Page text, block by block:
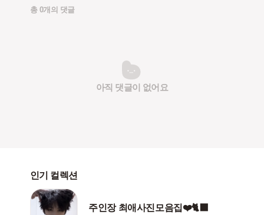
총 0개의 댓글
아직 댓글이 없어요
인기 컬렉션
주인장 최애사진모음집❤️🐈‍⬛